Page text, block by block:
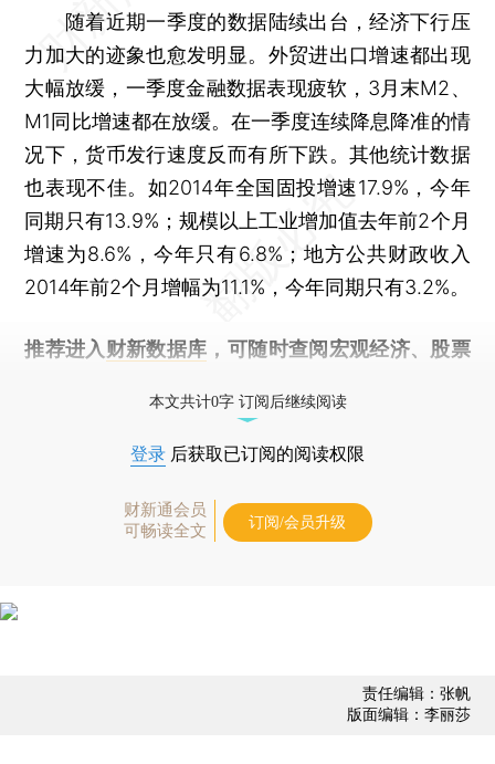
随着近期一季度的数据陆续出台，经济下行压
力加大的迹象也愈发明显。外贸进出口增速都出现
大幅放缓，一季度金融数据表现疲软，3月末M2、
M1同比增速都在放缓。在一季度连续降息降准的情
况下，货币发行速度反而有所下跌。其他统计数据
也表现不佳。如2014年全国固投增速17.9%，今年
同期只有13.9%；规模以上工业增加值去年前2个月
增速为8.6%，今年只有6.8%；地方公共财政收入
2014年前2个月增幅为11.1%，今年同期只有3.2%。
推荐进入 财新数据库 ，可随时查阅宏观经济、股票
本文共计0字 订阅后继续阅读
登录 后获取已订阅的阅读权限
财新通会员
可畅读全文
订阅/会员升级
责任编辑：张帆
版面编辑：李丽莎